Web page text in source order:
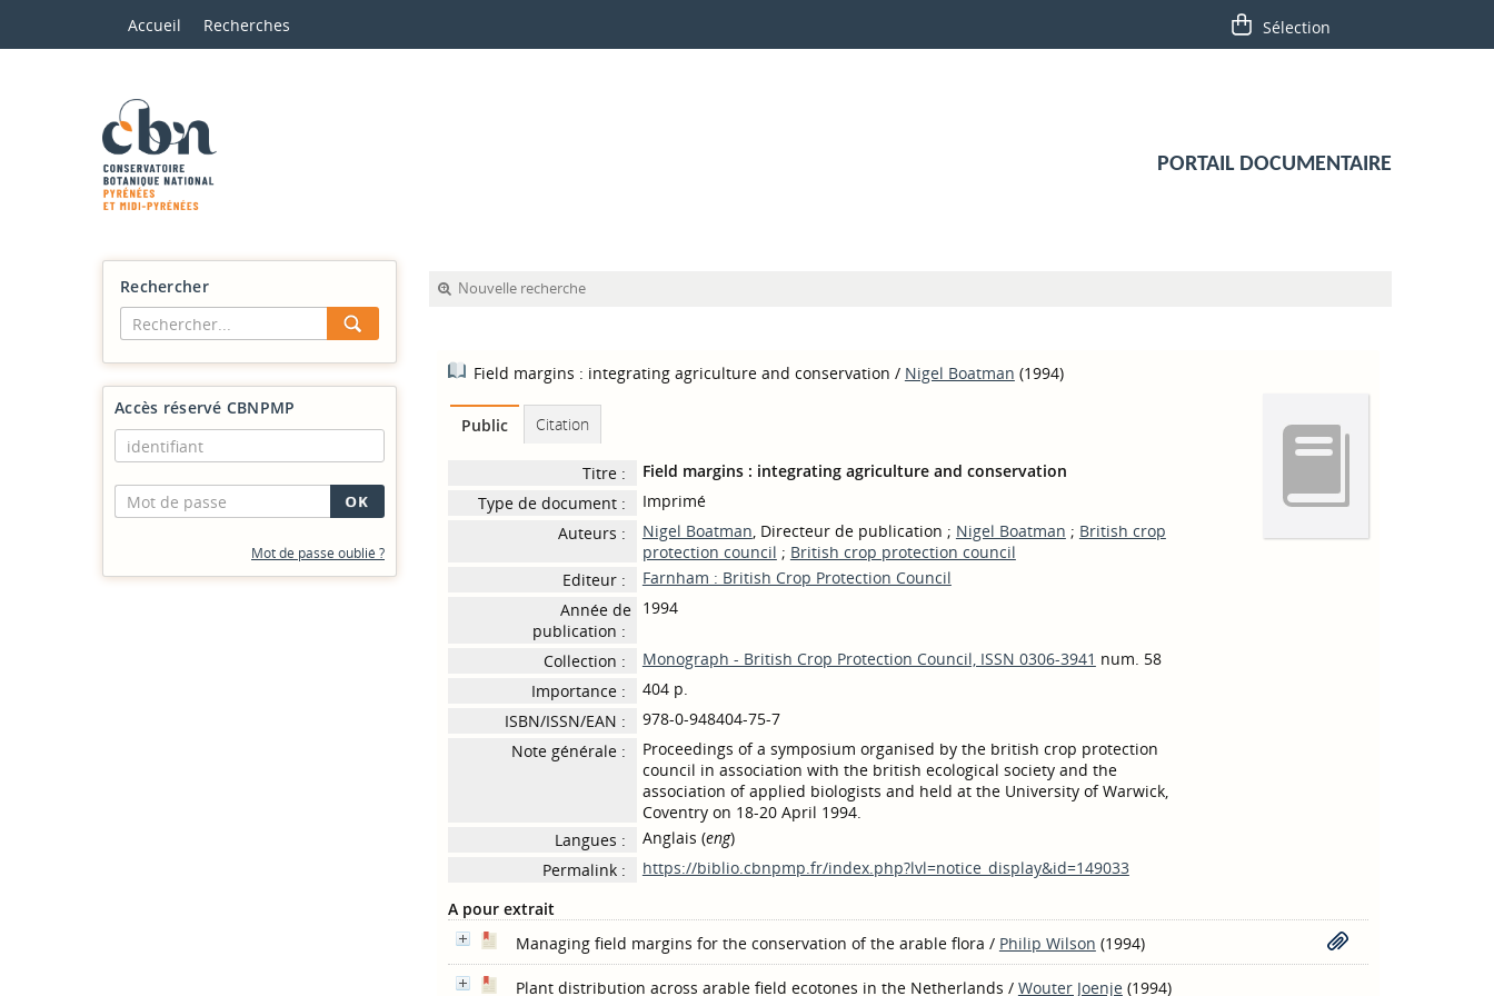
Accueil Recherches
PORTAIL DOCUMENTAIRE
Rechercher
Accès réservé CBNPMP
Mot de passe oublié ?
Nouvelle recherche
Field margins : integrating agriculture and conservation / Nigel Boatman (1994)
Public Citation
Titre :
Field margins : integrating agriculture and conservation
Type de document :
Imprimé
Auteurs :
Nigel Boatman, Directeur de publication ; Nigel Boatman ; British crop
protection council ; British crop protection council
Editeur :
Farnham : British Crop Protection Council
Année de
publication :
1994
Collection : Monograph - British Crop Protection Council, ISSN 0306-3941 num. 58
Importance :
404 p.
ISBN/ISSN/EAN :
978-0-948404-75-7
Note générale :
Proceedings of a symposium organised by the british crop protection
council in association with the british ecological society and the
association of applied biologists and held at the University of Warwick,
Coventry on 18-20 April 1994.
Langues :
Anglais (eng)
Permalink :
https://biblio.cbnpmp.fr/index.php?lvl=notice_display&id=149033
A pour extrait
Managing field margins for the conservation of the arable flora / Philip Wilson (1994)
Plant distribution across arable field ecotones in the Netherlands / Wouter Joenje(1994)